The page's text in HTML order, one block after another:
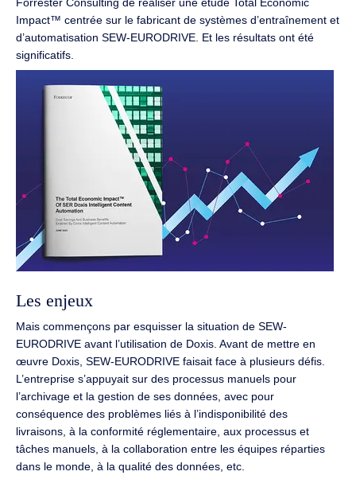
Impact™ centrée sur le fabricant de systèmes d’entraînement et
d’automatisation SEW-EURODRIVE. Et les résultats ont été
significatifs.
Les enjeux
Mais commençons par esquisser la situation de SEW-
EURODRIVE avant l’utilisation de Doxis. Avant de mettre en
œuvre Doxis, SEW-EURODRIVE faisait face à plusieurs défis.
L’entreprise s’appuyait sur des processus manuels pour
l’archivage et la gestion de ses données, avec pour
conséquence des problèmes liés à l’indisponibilité des
livraisons, à la conformité réglementaire, aux processus et
tâches manuels, à la collaboration entre les équipes réparties
dans le monde, à la qualité des données, etc.